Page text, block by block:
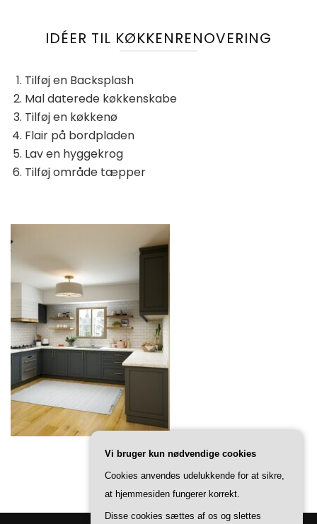
IDÉER TIL KØKKENRENOVERING
Tilføj en Backsplash
Mal daterede køkkenskabe
Tilføj en køkkenø
Flair på bordpladen
Lav en hyggekrog
Tilføj område tæpper
Vi bruger kun nødvendige cookies
Cookies anvendes udelukkende for at sikre,
at hjemmesiden fungerer korrekt.
Disse cookies sættes af os og slettes